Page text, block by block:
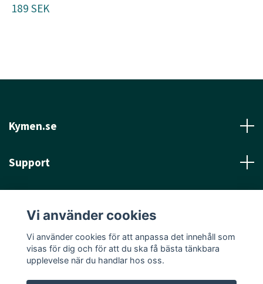
189 SEK
Kymen.se
Support
Sociala medier
Vi använder cookies
Vi använder cookies för att anpassa det innehåll som
visas för dig och för att du ska få bästa tänkbara
upplevelse när du handlar hos oss.